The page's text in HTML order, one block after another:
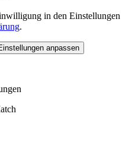
in den Einstellungen
.
anpassen